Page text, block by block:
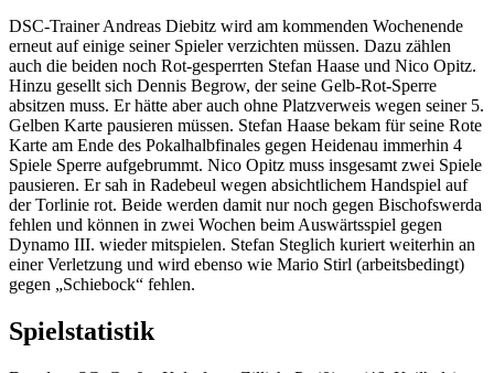
DSC-Trainer Andreas Diebitz wird am kommenden Wochenende
erneut auf einige seiner Spieler verzichten müssen. Dazu zählen
auch die beiden noch Rot-gesperrten Stefan Haase und Nico Opitz.
Hinzu gesellt sich Dennis Begrow, der seine Gelb-Rot-Sperre
absitzen muss. Er hätte aber auch ohne Platzverweis wegen seiner 5.
Gelben Karte pausieren müssen. Stefan Haase bekam für seine Rote
Karte am Ende des Pokalhalbfinales gegen Heidenau immerhin 4
Spiele Sperre aufgebrummt. Nico Opitz muss insgesamt zwei Spiele
pausieren. Er sah in Radebeul wegen absichtlichem Handspiel auf
der Torlinie rot. Beide werden damit nur noch gegen Bischofswerda
fehlen und können in zwei Wochen beim Auswärtsspiel gegen
Dynamo III. wieder mitspielen. Stefan Steglich kuriert weiterhin an
einer Verletzung und wird ebenso wie Mario Stirl (arbeitsbedingt)
gegen „Schiebock“ fehlen.
Spielstatistik